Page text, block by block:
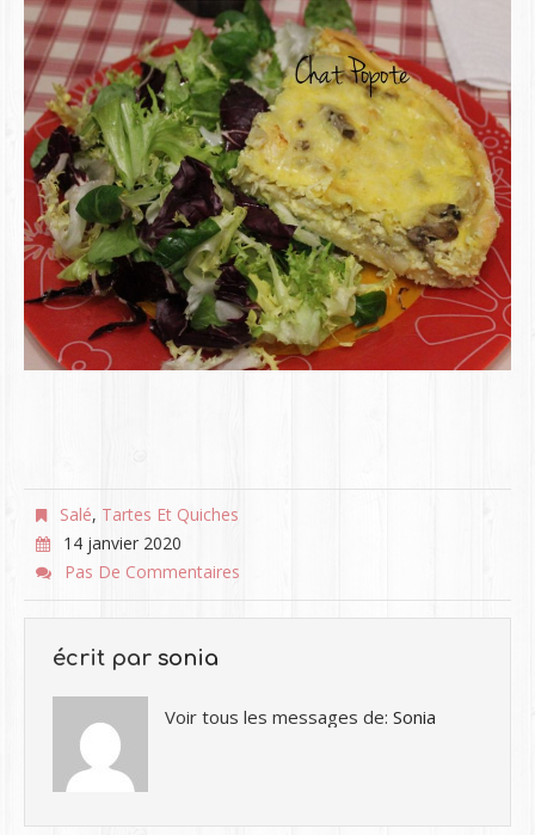
Salé, Tartes Et Quiches
14 janvier 2020
Pas De Commentaires
écrit par sonia
Voir tous les messages de: Sonia